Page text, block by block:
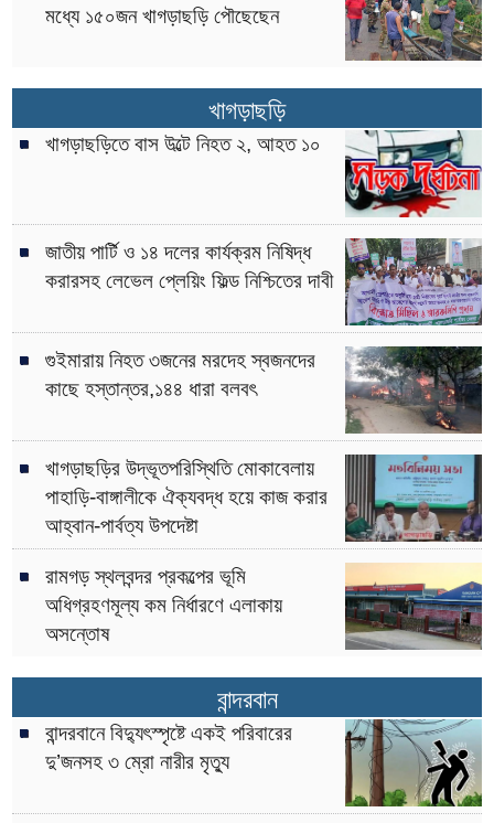
মধ্যে ১৫০জন খাগড়াছড়ি পৌছেছেন
খাগড়াছড়ি
খাগড়াছড়িতে বাস উল্টে নিহত ২, আহত ১০
জাতীয় পার্টি ও ১৪ দলের কার্যক্রম নিষিদ্ধ
করারসহ লেভেল প্লেয়িং ফিল্ড নিশ্চিতের দাবী
গুইমারায় নিহত ৩জনের মরদেহ স্বজনদের
কাছে হস্তান্তর,১৪৪ ধারা বলবৎ
খাগড়াছড়ির উদ্ভূতপরিস্থিতি মোকাবেলায়
পাহাড়ি-বাঙ্গালীকে ঐক্যবদ্ধ হয়ে কাজ করার
আহ্বান-পার্বত্য উপদেষ্টা
রামগড় স্থলবন্দর প্রকল্পের ভূমি
অধিগ্রহণমূল্য কম নির্ধারণে এলাকায়
অসন্তোষ
বান্দরবান
বান্দরবানে বিদ্যুৎস্পৃষ্টে একই পরিবারের
দু’জনসহ ৩ ম্রো নারীর মৃত্যু